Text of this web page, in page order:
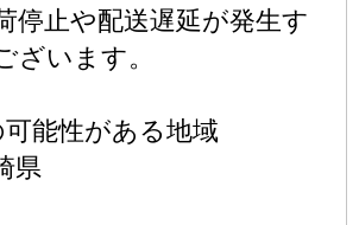
停止や配送遅延が発生す
ざいます。
能性がある地域
県